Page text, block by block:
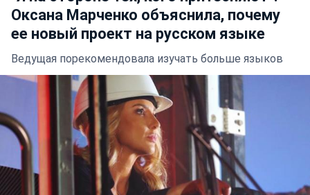
Оксана Марченко объяснила, почему
ее новый проект на русском языке
Ведущая порекомендовала изучать больше языков